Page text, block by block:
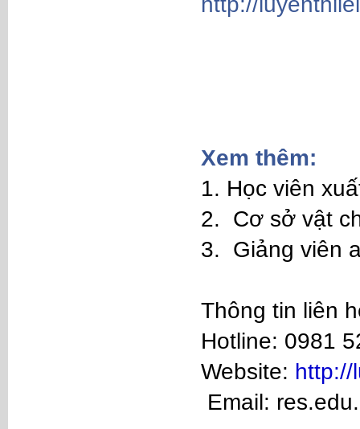
Xem thêm:
1. Học viên
2. Cơ sở vật
3. Giảng viên
Thông tin liên
Hotline: 0981
Website: http://
Email: